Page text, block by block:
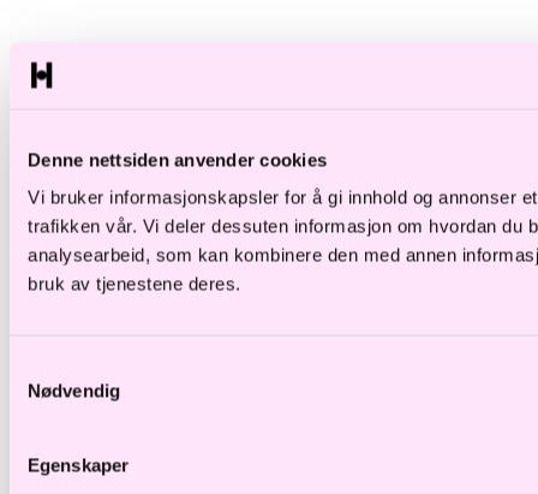
Denne nettsiden anvender cookies
Vi bruker informasjonskapsler for å gi innhold og annonser
trafikken vår. Vi deler dessuten informasjon om hvordan du
analysearbeid, som kan kombinere den med annen
bruk av tjenestene deres.
Nødvendig
Egenskaper